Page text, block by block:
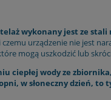
wykonany jest ze stali
czemu urządzenie nie jest
mogą uszkodzić lub
ciepłej wody ze
w słoneczny dzień, to